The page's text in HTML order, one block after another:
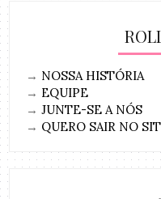
→ NOSSA HISTÓRIA
→ EQUIPE
→JUNTE-SE A NÓS
→ QUERO SAIR NO